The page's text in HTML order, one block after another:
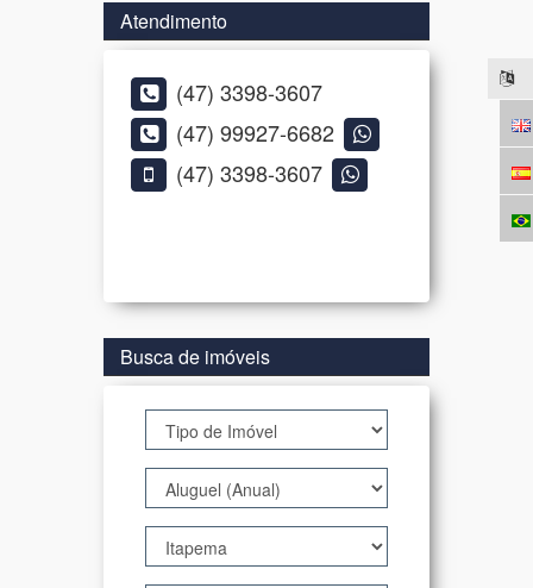
Atendimento
(47) 3398-3607
(47) 99927-6682
(47) 3398-3607
Busca de imóveis